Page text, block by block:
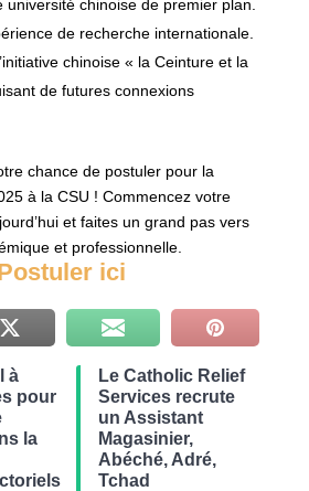
université chinoise de premier plan.
de recherche internationale.
chinoise « la Ceinture et la
de futures connexions
chance de postuler pour la
à la CSU ! Commencez votre
et faites un grand pas vers
et professionnelle.
ici
à
pour
la
Le Catholic Relief
Services recrute
un Assistant
Magasinier,
Abéché, Adré,
Tchad